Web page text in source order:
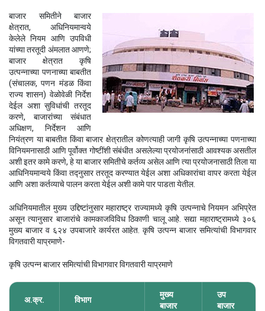
बाजार समितीने बाजार
क्षेत्रात, अधिनियमान्वये
केलेले नियम आणि उपविधी
यांच्या तरतूदी अंमलात आणणे;
बाजार क्षेत्रात कृषि
उत्पन्नाच्या पणनाच्या बाबतीत
(संचालक, पणन मंडळ किंवा
राज्य शासन) वेळोवेळी निर्देश
देईल अशा सुविधांची तरतूद
करणे, बाजारांच्या संबंधात
अधिक्षण, निर्देशन आणि
नियंत्रण या बाबतीत किंवा बाजार क्षेत्रातील कोणत्याही जागी कृषि उत्पन्नाच्या पणनाच्या
विनियमनासाठी आणि पूर्वोक्त गोष्टींशी संबंधीत असलेल्या प्रयोजनांसाठी आवश्यक असतील
अशी इतर कामे करणे, हे या बाजार समितीचे कर्तव्य असेल आणि त्या प्रयोजनासाठी तिला या
आधिनियमान्वये किंवा तद्नुसार तरतूद करण्यात येईल अशा अधिकारांचा वापर करता येईल
आणि अशा कर्तव्याचे पालन करता येईल अशी कामे पार पाडता येतील.
अधिनियमातील मुख्य उद्दिष्टांनुसार महाराष्ट्र राज्यामध्ये कृषि उत्पन्नाचे नियमन अभिप्रेत
असून त्यानुसार बाजारांचे कामकाजविविध ठिकाणी चालू आहे. सद्या महाराष्ट्रामध्ये ३०६
मुख्य बाजार व ६२४ उपबाजारे कार्यरत आहेत. कृषि उत्पन्न बाजार समित्यांची विभागवार
विगतवारी याप्रमाणे-
कृषि उत्पन्न बाजार समित्यांची विभागवार विगतवारी याप्रमाणे
अ.क्र. विभाग
मुख्य
बाजार
उप
बाजार